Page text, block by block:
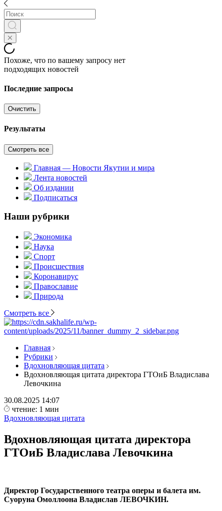
Похоже, что по вашему запросу нет
подходящих новостей
Последние запросы
Очистить
Результаты
Смотреть все
Главная — Новости Якутии и мира
Лента новостей
Об издании
Подписаться
Наши рубрики
Экономика
Наука
Спорт
Происшествия
Коронавирус
Православие
Природа
Смотреть все
Главная
Рубрики
Вдохновляющая цитата
Вдохновляющая цитата директора ГТОиБ Владислава
Левочкина
30.08.2025 14:07
чтение: 1 мин
Вдохновляющая цитата
Вдохновляющая цитата директора
ГТОиБ Владислава Левочкина
Директор Государственного театра оперы и балета им.
Суоруна Омоллоона Владислав ЛЕВОЧКИН.